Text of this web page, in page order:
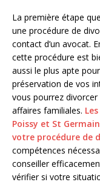
La première étape
une procédure de
contact d’un avocat.
cette procédure est
aussi le plus apte
préservation de vos
vous pourrez
affaires familiales.
Poissy et St
votre procédure de
compétences
conseiller
vérifier si votre